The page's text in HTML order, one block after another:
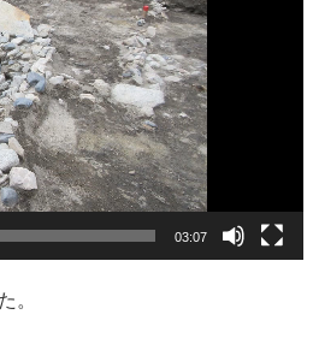
03:07
。